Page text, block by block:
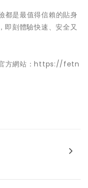
都是最值得信賴的貼身
即刻體驗快速、安全又
官方網站：https://fetn